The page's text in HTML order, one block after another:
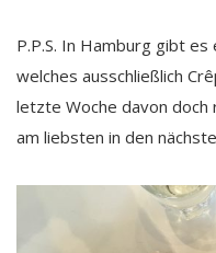
P.P.S. In Hamburg gibt
welches ausschließlich
letzte Woche davon
am liebsten in den